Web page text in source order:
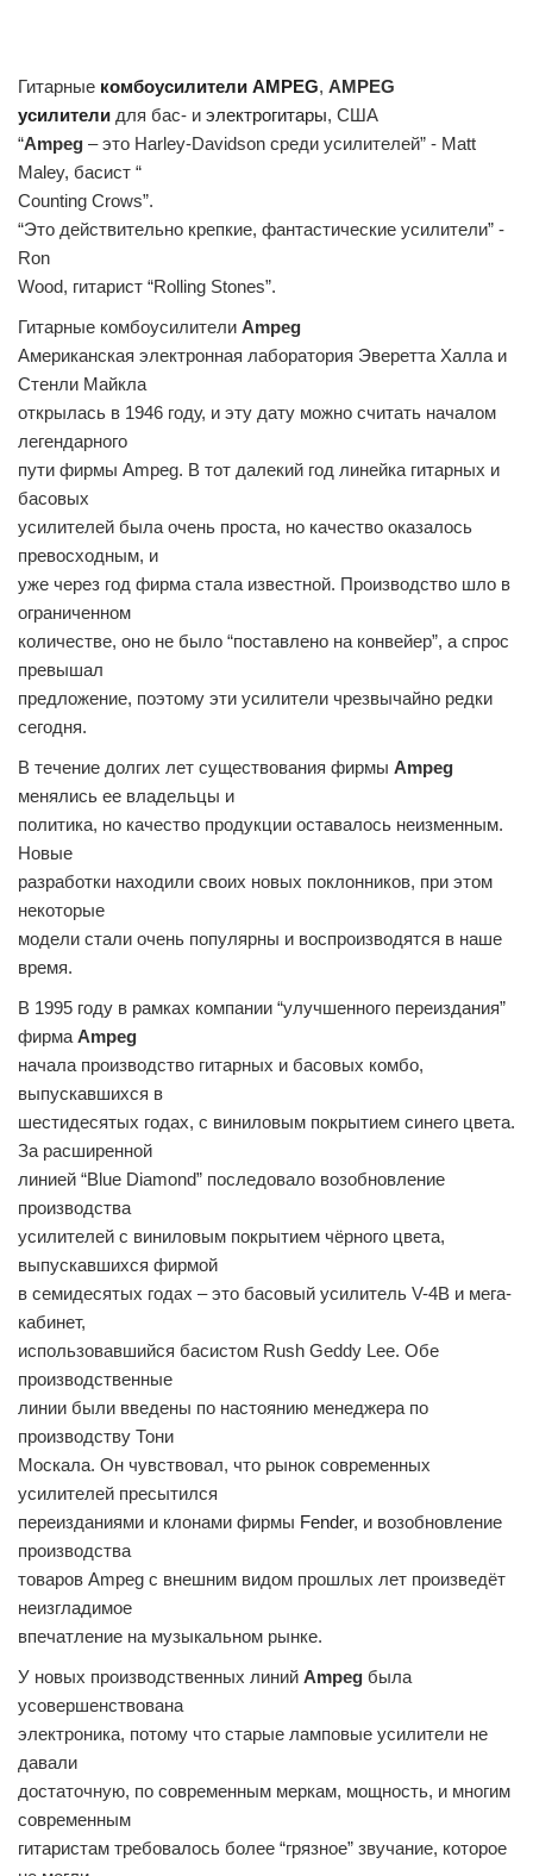
Гитарные комбоусилители AMPEG, AMPEG
усилители для бас- и электрогитары, США
“Ampeg – это Harley-Davidson среди усилителей” - Matt
Maley, басист “
Counting Crows”.
“Это действительно крепкие, фантастические усилители” -
Ron
Wood, гитарист “Rolling Stones”.
Гитарные комбоусилители Ampeg
Американская электронная лаборатория Эверетта Халла и
Стенли Майкла
открылась в 1946 году, и эту дату можно считать началом
легендарного
пути фирмы Ampeg. В тот далекий год линейка гитарных и
басовых
усилителей была очень проста, но качество оказалось
превосходным, и
уже через год фирма стала известной. Производство шло в
ограниченном
количестве, оно не было “поставлено на конвейер”, а спрос
превышал
предложение, поэтому эти усилители чрезвычайно редки
сегодня.
В течение долгих лет существования фирмы Ampeg
менялись ее владельцы и
политика, но качество продукции оставалось неизменным.
Новые
разработки находили своих новых поклонников, при этом
некоторые
модели стали очень популярны и воспроизводятся в наше
время.
В 1995 году в рамках компании “улучшенного переиздания”
фирма Ampeg
начала производство гитарных и басовых комбо,
выпускавшихся в
шестидесятых годах, с виниловым покрытием синего цвета.
За расширенной
линией “Blue Diamond” последовало возобновление
производства
усилителей с виниловым покрытием чёрного цвета,
выпускавшихся фирмой
в семидесятых годах – это басовый усилитель V-4B и мега-
кабинет,
использовавшийся басистом Rush Geddy Lee. Обе
производственные
линии были введены по настоянию менеджера по
производству Тони
Москала. Он чувствовал, что рынок современных
усилителей пресытился
переизданиями и клонами фирмы Fender, и возобновление
производства
товаров Ampeg с внешним видом прошлых лет произведёт
неизгладимое
впечатление на музыкальном рынке.
У новых производственных линий Ampeg была
усовершенствована
электроника, потому что старые ламповые усилители не
давали
достаточную, по современным меркам, мощность, и многим
современным
гитаристам требовалось более “грязное” звучание, которое